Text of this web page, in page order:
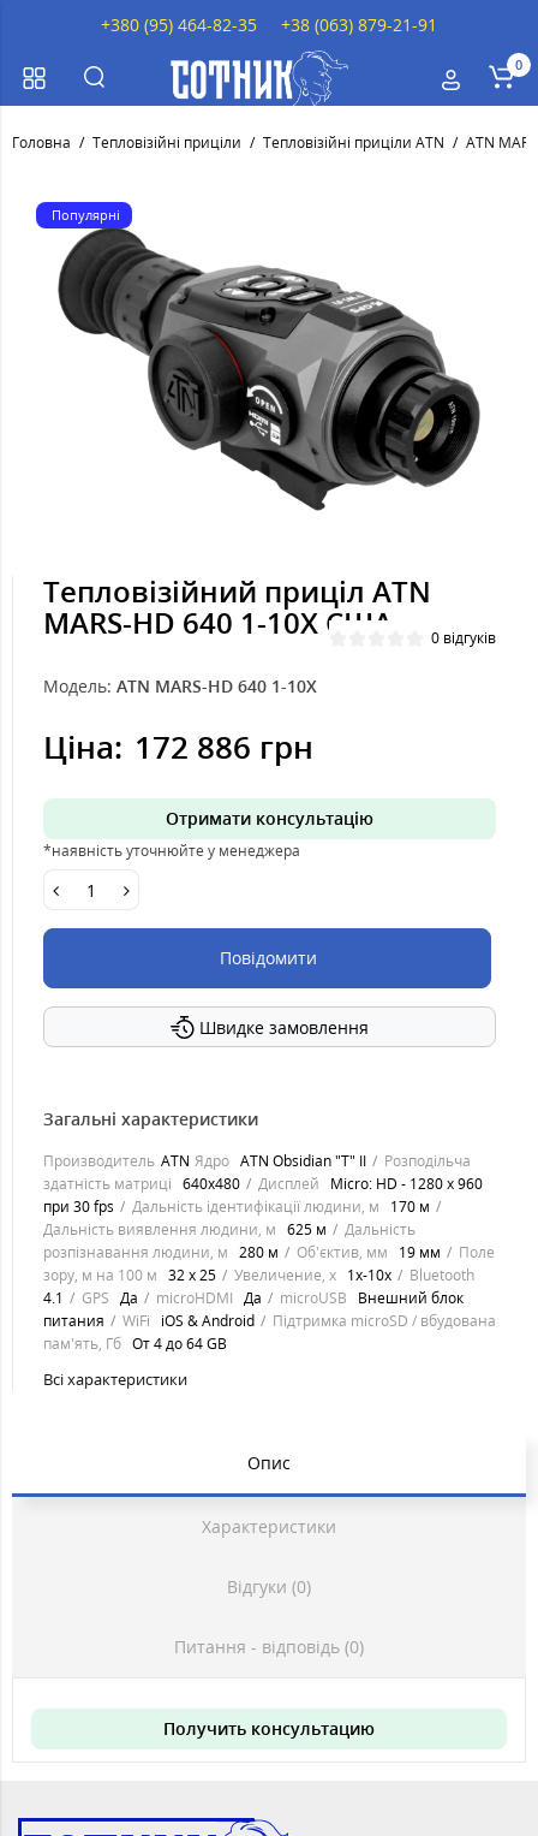
0
Головна Тепловізійні приціли Тепловізійні приціли ATN ATN
Популярні
Тепловізійний приціл ATN
MARS-HD 640 1-10X США 0 відгуків
Модель: ATN MARS-HD 640 1-10X
Ціна: 172 886 грн
Отримати консультацію
*наявність уточнюйте у менеджера
Повідомити
Швидке замовлення
Загальні характеристики
Производитель ATN Ядро ATN Obsidian "T" II
Розподільча
здатність матриці 640х480 Дисплей
Micro: HD - 1280 х 960
при 30 fps
Дальність ідентифікації людини, м
170 м
Дальність виявлення людини, м 625 м
Дальність
розпізнавання людини, м 280 м Об'єктив, мм 19 мм
Поле
зору, м на 100 м 32 х 25 Увеличение, х 1х-10x
Bluetooth
4.1
GPS Да microHDMI Да microUSB
Внешний блок
питания
WiFi iOS & Android
Підтримка microSD / вбудована
пам'ять, Гб От 4 до 64 GB
Всі характеристики
Опис
Характеристики
Відгуки (0)
Питання - відповідь (0)
Получить консультацию
+380 (95) 464-82-35 +38 (063) 879-21-91